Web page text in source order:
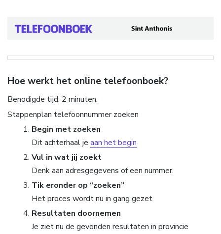
Hoe werkt het online telefoonboek?
Benodigde tijd: 2 minuten.
Stappenplan telefoonnummer zoeken
Begin met zoeken
Dit achterhaal je aan het begin
Vul in wat jij zoekt
Denk aan adresgegevens of een nummer.
Tik eronder op “zoeken”
Het proces wordt nu in gang gezet
Resultaten doornemen
Je ziet nu de gevonden resultaten in provincie